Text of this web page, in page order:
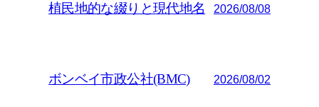
植民地的な綴りと現代地名 2026/08/08
ボンベイ市政公社(BMC) 2026/08/02